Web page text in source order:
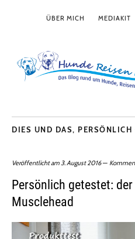
ÜBER MICH MEDIAKIT
DIES UND DAS, PERSÖNLICH
Veröffentlicht am3. August 2016
Persönlich getestet: der
Musclehead